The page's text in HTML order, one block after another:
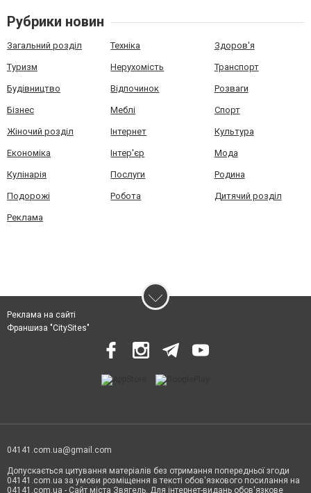
Рубрики новин
Загальний розділ Техніка Здоров'я
Туризм Нерухомість Транспорт
Будівництво Відпочинок Розваги
Бізнес Меблі Спорт
Жіночий розділ Інтернет Культура
Економіка Інтер'єр Мода
Кулінарія Послуги Родина
Подорожі Робота Дитячий розділ
Реклама
Реклама на сайті
Франшиза "CitySites"
04141.com.ua@gmail.com
Допускається цитування матеріалів без отримання попередньої згоди
04141.com.ua за умови розміщення в тексті обов'язкового посилання на
04141.com.ua - Сайт міста Звягель. Для інтернет-видань обов'язкове